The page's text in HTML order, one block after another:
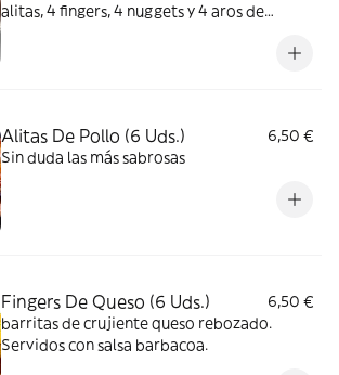
alitas, 4 fingers, 4 nuggets y 4 aros de
Alitas De Pollo (6 Uds.)
6,50 €
Sin duda las más sabrosas
Fingers De Queso (6 Uds.)
6,50 €
barritas de crujiente queso rebozado.
Servidos con salsa barbacoa.